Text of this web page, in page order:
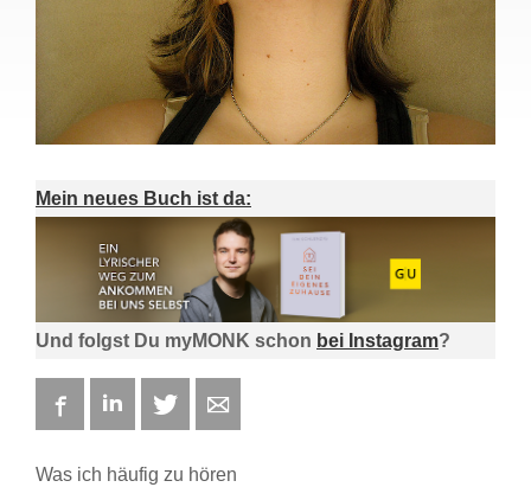
Mein neues Buch ist da:
Und folgst Du myMONK schon bei Instagram?
FacebookLinkedIn Twitter
Was ich häufig zu hören